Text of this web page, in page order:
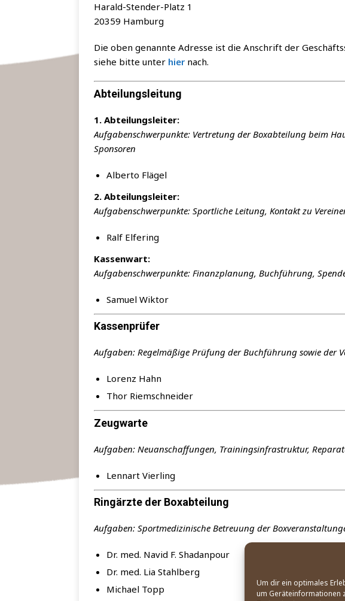
Um dir ein optimales
um Geräteinformationen
Harald-Sten­der-Platz 1
20359 Hamburg
Die oben genann­te Adres­se ist die Anschrift der
sie­he bit­te unter hiernach.
Abteilungsleitung
1. Abtei­lungs­lei­ter:
Auf­ga­ben­schwer­punk­te: Ver­tre­tung der Box­ab­tei­lung beim
Sponsoren
Alber­to Flägel
2. Abtei­lungs­lei­ter:
Auf­ga­ben­schwer­punk­te: Sport­li­che Lei­tung, Kon­takt zu
Ralf Elfe­ring
Kas­sen­wart:
Auf­ga­ben­schwer­punk­te: Finanz­pla­nung, Buch­füh­rung,
Samu­el Wiktor
Kassenprüfer
Auf­ga­ben: Regel­mä­ßi­ge Prü­fung der Buch­füh­rung sowie der
Lorenz Hahn
Thor Riem­schnei­der
Zeugwarte
Auf­ga­ben: Neu­an­schaf­fun­gen, Trai­nings­in­fra­struk­tur,
Lenn­art Vierling
Ringärzte der Boxabteilung
Auf­ga­ben: Sport­me­di­zi­ni­sche Betreu­ung der
Dr. med. Navid F. Shadanpour
Dr. med. Lia Stahlberg
Micha­el Topp